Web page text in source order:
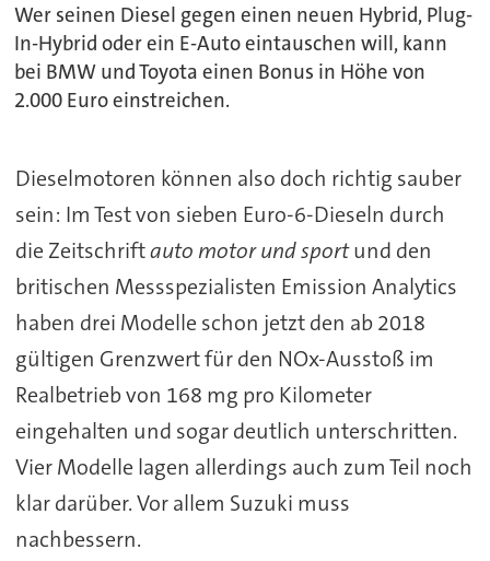
Wer seinen Diesel gegen einen neuen Hybrid, Plug-
In-Hybrid oder ein E-Auto eintauschen will, kann
bei BMW und Toyota einen Bonus in Höhe von
2.000 Euro einstreichen.
Dieselmotoren können also doch richtig sauber
sein: Im Test von sieben Euro-6-Dieseln durch
die Zeitschriftauto motor und sportund den
britischen Messspezialisten Emission Analytics
haben drei Modelle schon jetzt den ab 2018
gültigen Grenzwert für den NOx-Ausstoß im
Realbetrieb von 168 mg pro Kilometer
eingehalten und sogar deutlich unterschritten.
Vier Modelle lagen allerdings auch zum Teil noch
klar darüber. Vor allem Suzuki muss
nachbessern.